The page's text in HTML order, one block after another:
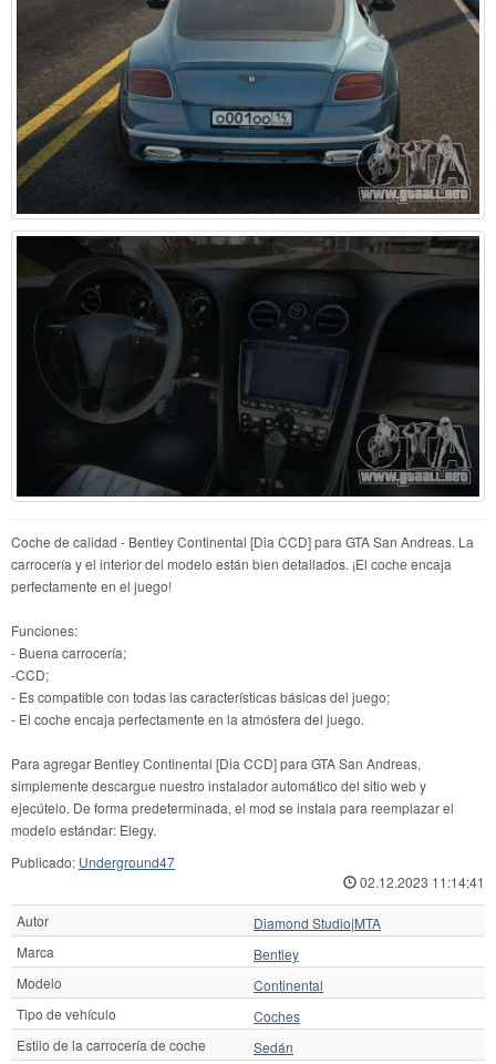
Coche de calidad - Bentley Continental [Dia CCD] para GTA San Andreas. La
carrocería y el interior del modelo están bien detallados. ¡El coche encaja
perfectamente en el juego!
Funciones:
- Buena carrocería;
-CCD;
- Es compatible con todas las características básicas del juego;
- El coche encaja perfectamente en la atmósfera del juego.
Para agregar Bentley Continental [Dia CCD] para GTA San Andreas,
simplemente descargue nuestro instalador automático del sitio web y
ejecútelo. De forma predeterminada, el mod se instala para reemplazar el
modelo estándar: Elegy.
Publicado: Underground47
02.12.2023 11:14:41
Autor
Diamond Studio|MTA
Marca
Bentley
Modelo
Continental
Tipo de vehículo
Coches
Estilo de la carrocería de coche
Sedán